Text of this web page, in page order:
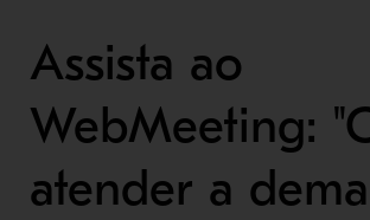
Assista ao
WebMeeting:
atender a